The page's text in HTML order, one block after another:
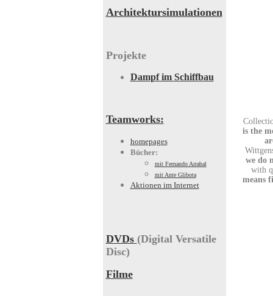
Architektursimulationen
Projekte
Dampf im Schiffbau
Teamworks:
homepages
Bücher:
mit Fernando Arrabal
mit Ante Glibota
Aktionen im Internet
DVDs (Digital Versatile
Disc)
Filme
is the
we do
with
means